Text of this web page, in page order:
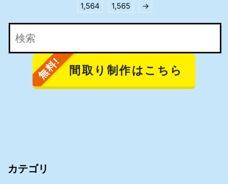
1,564
1,565 →
間取り制作はこちら
カテゴリ